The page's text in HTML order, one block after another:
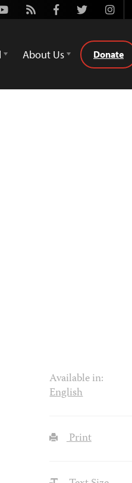
Rss FacebookTwitter
About Us Donate
Available in:
English
Print